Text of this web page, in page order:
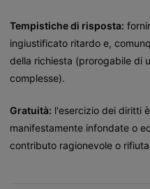
Tempistiche di risposta:
ingiustificato ritardo e,
della richiesta (prorogabile di
complesse).
Gratuità: l'esercizio dei diritti
manifestamente infondate o
contributo ragionevole o